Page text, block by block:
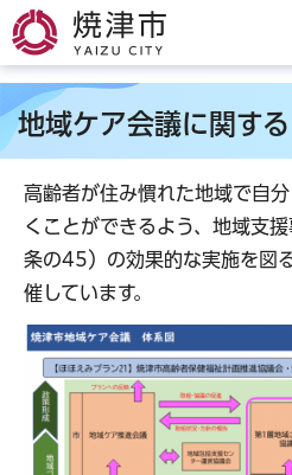
焼津市
地域ケア会議に関す
高齢者が住み慣れた地域で自
くことができるよう、地域支
条の45）の効果的な実施を図
催しています。